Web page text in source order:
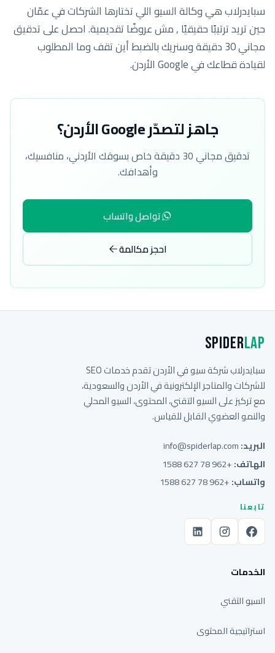
سبايدرلاب هي وكالة السيو اللي تختارها الشركات في عمّان
حين تريد ترتيبًا حقيقيًا , مش عروضًا تقديمية. احصل على تدقيق
مجاني 30 دقيقة وسنريك بالضبط أين تقف وما المطلوب
لقيادة قطاعك في Google الأردن.
جاهز لتصدّر Google الأردن؟
تدقيق مجاني 30 دقيقة خاص بسوقك الأردني، منافسيك،
وأهدافك.
تواصل واتساب
احجز مكالمة
SpiderLap
سبايدرلاب شركة سيو في الأردن تقدم خدمات SEO
للشركات والمتاجر الإلكترونية في الأردن والسعودية،
مع تركيز على السيو التقني، المحتوى، السيو المحلي
والنمو العضوي القابل للقياس.
البريد:info@spiderlap.com
الهاتف:+962 78 627 1588
واتساب:+962 78 627 1588
تابعنا
الخدمات
السيو التقني
استراتيجية المحتوى